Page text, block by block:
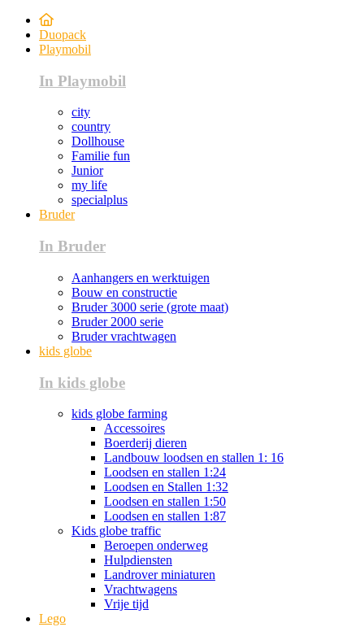
Duopack
Playmobil
In Playmobil
city
country
Dollhouse
Familie fun
Junior
my life
specialplus
Bruder
In Bruder
Aanhangers en werktuigen
Bouw en constructie
Bruder 3000 serie (grote maat)
Bruder 2000 serie
Bruder vrachtwagen
kids globe
In kids globe
kids globe farming
Accessoires
Boerderij dieren
Landbouw loodsen en stallen 1: 16
Loodsen en stallen 1:24
Loodsen en Stallen 1:32
Loodsen en stallen 1:50
Loodsen en stallen 1:87
Kids globe traffic
Beroepen onderweg
Hulpdiensten
Landrover miniaturen
Vrachtwagens
Vrije tijd
Lego